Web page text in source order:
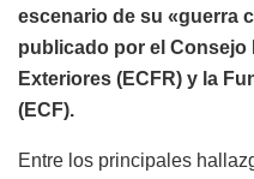
escenario de su «guerra
publicado por el Consejo
Exteriores (ECFR) y la
(ECF).
Entre los principales